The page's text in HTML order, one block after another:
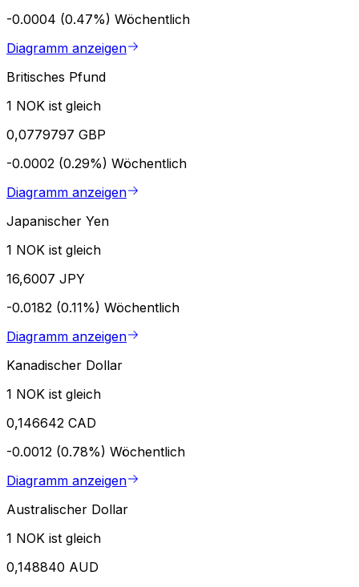
-0.0004 (0.47%) Wöchentlich
Diagramm anzeigen
Britisches Pfund
1 NOK ist gleich
0,0779797 GBP
-0.0002 (0.29%) Wöchentlich
Diagramm anzeigen
Japanischer Yen
1 NOK ist gleich
16,6007 JPY
-0.0182 (0.11%) Wöchentlich
Diagramm anzeigen
Kanadischer Dollar
1 NOK ist gleich
0,146642 CAD
-0.0012 (0.78%) Wöchentlich
Diagramm anzeigen
Australischer Dollar
1 NOK ist gleich
0,148840 AUD